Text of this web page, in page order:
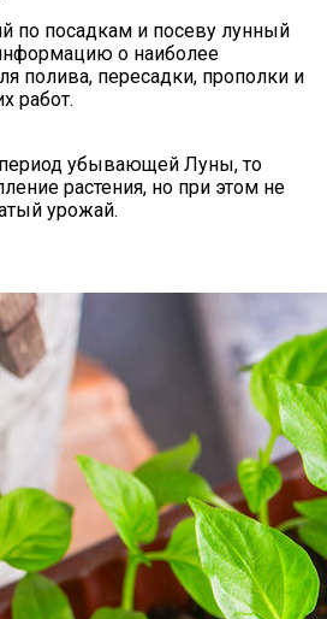
по посадкам и посеву лунный
о наиболее
полива, пересадки, прополки и
работ.
период убывающей Луны, то
растения, но при этом не
урожай.